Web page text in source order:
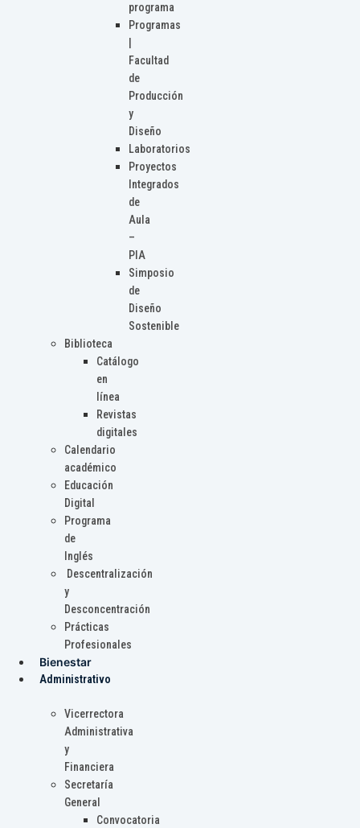
programa
Programas
Facultad
de
Producción
y
Diseño
Laboratorios
Proyectos
Integrados
de
Aula
–
PIA
Simposio
de
Diseño
Sostenible
Biblioteca
Catálogo
en
línea
Revistas
digitales
Calendario
académico
Educación
Digital
Programa
de
Inglés
Descentralización
y
Desconcentración
Prácticas
Profesionales
Bienestar
Administrativo
Vicerrectora
Administrativa
y
Financiera
Secretaría
General
Convocatoria